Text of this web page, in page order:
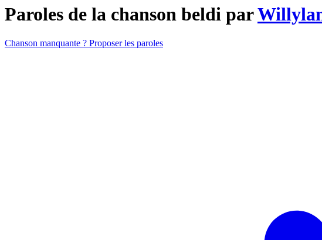
Paroles de la chanson beldi par
Chanson manquante ? Proposer les paroles